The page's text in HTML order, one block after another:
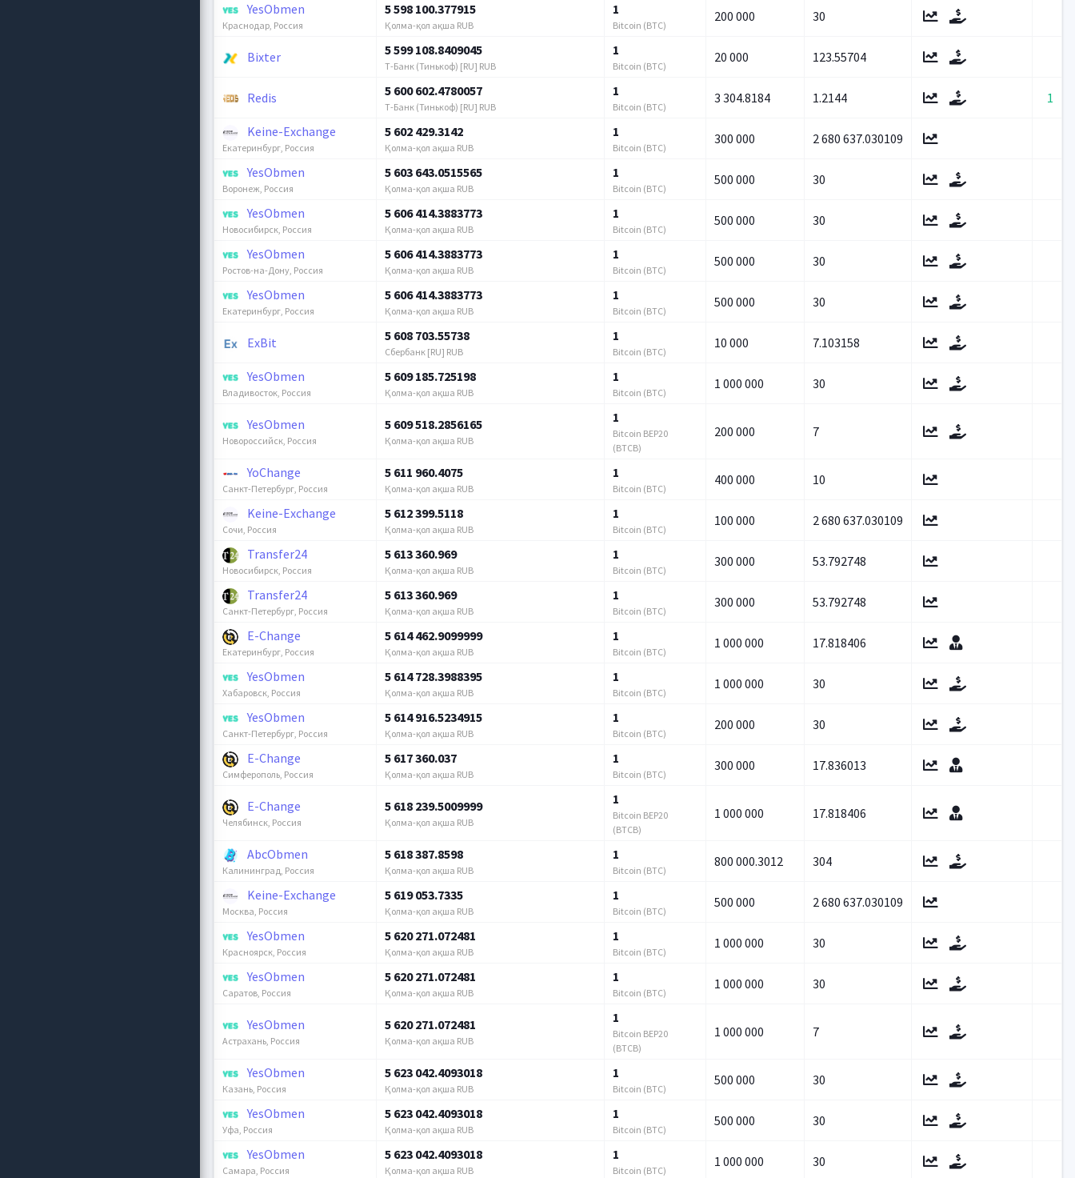
YesObmen
Краснодар, Россия
5 598 100.377915
Қолма-қол ақша RUB
1
Bitcoin (BTC)
200 000 30
Bixter 5 599 108.8409045
Т-Банк (Тинькоф) [RU] RUB
1
Bitcoin (BTC)
20 000 123.55704
Redis 5 600 602.4780057
Т-Банк (Тинькоф) [RU] RUB
1
Bitcoin (BTC)
3 304.8184 1.2144 1
Keine-Exchange
Екатеринбург, Россия
5 602 429.3142
Қолма-қол ақша RUB
1
Bitcoin (BTC)
300 000 2 680 637.030109
YesObmen
Воронеж, Россия
5 603 643.0515565
Қолма-қол ақша RUB
1
Bitcoin (BTC)
500 000 30
YesObmen
Новосибирск, Россия
5 606 414.3883773
Қолма-қол ақша RUB
1
Bitcoin (BTC)
500 000 30
YesObmen
Ростов-на-Дону, Россия
5 606 414.3883773
Қолма-қол ақша RUB
1
Bitcoin (BTC)
500 000 30
YesObmen
Екатеринбург, Россия
5 606 414.3883773
Қолма-қол ақша RUB
1
Bitcoin (BTC)
500 000 30
ExBit 5 608 703.55738
Сбербанк [RU] RUB
1
Bitcoin (BTC)
10 000 7.103158
YesObmen
Владивосток, Россия
5 609 185.725198
Қолма-қол ақша RUB
1
Bitcoin (BTC)
1 000 000 30
YesObmen
Новороссийск, Россия
5 609 518.2856165
Қолма-қол ақша RUB
1
Bitcoin BEP20
(BTCB)
200 000 7
YoChange
Санкт-Петербург, Россия
5 611 960.4075
Қолма-қол ақша RUB
1
Bitcoin (BTC)
400 000 10
Keine-Exchange
Сочи, Россия
5 612 399.5118
Қолма-қол ақша RUB
1
Bitcoin (BTC)
100 000 2 680 637.030109
Transfer24
Новосибирск, Россия
5 613 360.969
Қолма-қол ақша RUB
1
Bitcoin (BTC)
300 000 53.792748
Transfer24
Санкт-Петербург, Россия
5 613 360.969
Қолма-қол ақша RUB
1
Bitcoin (BTC)
300 000 53.792748
E-Change
Екатеринбург, Россия
5 614 462.9099999
Қолма-қол ақша RUB
1
Bitcoin (BTC)
1 000 000 17.818406
YesObmen
Хабаровск, Россия
5 614 728.3988395
Қолма-қол ақша RUB
1
Bitcoin (BTC)
1 000 000 30
YesObmen
Санкт-Петербург, Россия
5 614 916.5234915
Қолма-қол ақша RUB
1
Bitcoin (BTC)
200 000 30
E-Change
Симферополь, Россия
5 617 360.037
Қолма-қол ақша RUB
1
Bitcoin (BTC)
300 000 17.836013
E-Change
Челябинск, Россия
5 618 239.5009999
Қолма-қол ақша RUB
1
Bitcoin BEP20
(BTCB)
1 000 000 17.818406
AbcObmen
Калининград, Россия
5 618 387.8598
Қолма-қол ақша RUB
1
Bitcoin (BTC)
800 000.3012 304
Keine-Exchange
Москва, Россия
5 619 053.7335
Қолма-қол ақша RUB
1
Bitcoin (BTC)
500 000 2 680 637.030109
YesObmen
Красноярск, Россия
5 620 271.072481
Қолма-қол ақша RUB
1
Bitcoin (BTC)
1 000 000 30
YesObmen
Саратов, Россия
5 620 271.072481
Қолма-қол ақша RUB
1
Bitcoin (BTC)
1 000 000 30
YesObmen
Астрахань, Россия
5 620 271.072481
Қолма-қол ақша RUB
1
Bitcoin BEP20
(BTCB)
1 000 000 7
YesObmen
Казань, Россия
5 623 042.4093018
Қолма-қол ақша RUB
1
Bitcoin (BTC)
500 000 30
YesObmen
Уфа, Россия
5 623 042.4093018
Қолма-қол ақша RUB
1
Bitcoin (BTC)
500 000 30
YesObmen
Самара, Россия
5 623 042.4093018
Қолма-қол ақша RUB
1
Bitcoin (BTC)
1 000 000 30